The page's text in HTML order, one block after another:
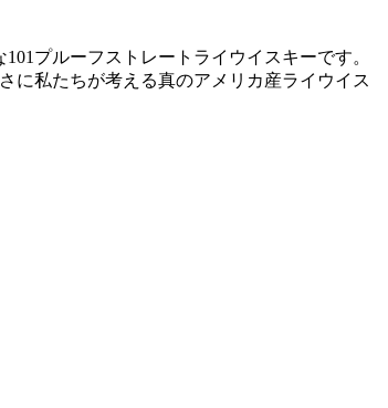
プルーフストレートライウイスキーです。
に私たちが考える真のアメリカ産ライウイス